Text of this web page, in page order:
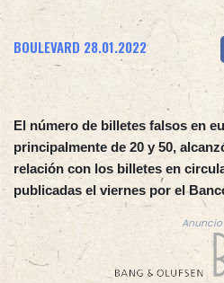
BOULEVARD 28.01.2022
El número de billetes falsos en
principalmente de 20 y 50,
relación con los billetes en
publicadas el viernes por el
Anuncio